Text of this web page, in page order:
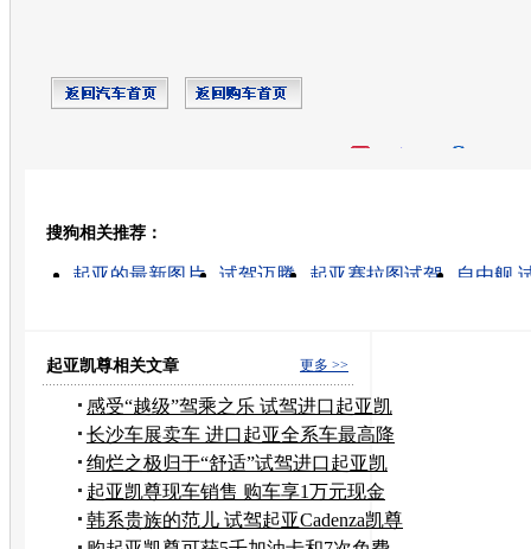
搜狗相关推荐：
起亚的最新图片 试驾迈腾 起亚赛拉图试驾
自由舰
更多 >>
起亚凯尊相关文章
感受“越级”驾乘之乐 试驾进口起亚凯
尊
长沙车展卖车 进口起亚全系车最高降
3万
绚烂之极归于“舒适”试驾进口起亚凯
尊
起亚凯尊现车销售 购车享1万元现金
优惠
韩系贵族的范儿 试驾起亚Cadenza凯尊